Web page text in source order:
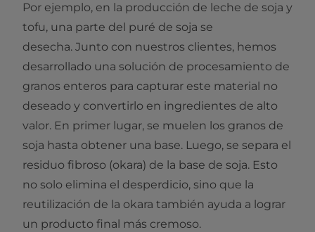
Por ejemplo, en la producción de leche de soja y
tofu, una parte del puré de soja se
desecha. Junto con nuestros clientes, hemos
desarrollado una solución de procesamiento de
granos enteros para capturar este material no
deseado y convertirlo en ingredientes de alto
valor. En primer lugar, se muelen los granos de
soja hasta obtener una base. Luego, se separa el
residuo fibroso (okara) de la base de soja. Esto
no solo elimina el desperdicio, sino que la
reutilización de la okara también ayuda a lograr
un producto final más cremoso.